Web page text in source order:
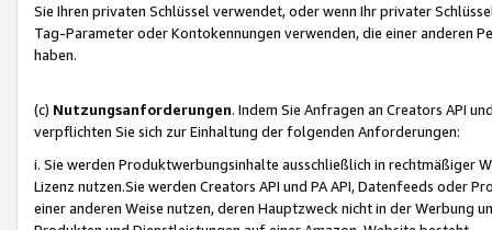
Sie Ihren privaten Schlüssel verwendet, oder wenn Ihr privater
Tag-Parameter oder Kontokennungen verwenden, die einer anderen
haben.
(c) Nutzungsanforderungen. Indem Sie Anfragen an Creators API
verpflichten Sie sich zur Einhaltung der folgenden Anforderungen:
i. Sie werden Produktwerbungsinhalte ausschließlich in rechtmäßiger
Lizenz nutzen.Sie werden Creators API und PA API, Datenfeeds oder
einer anderen Weise nutzen, deren Hauptzweck nicht in der Werbung